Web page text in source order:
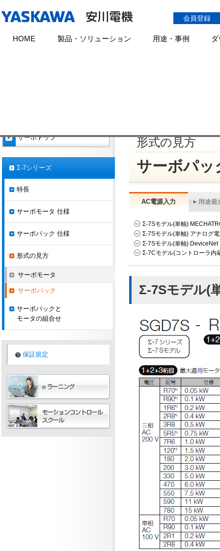
会員登録
HOME 製品・ソリューション 用途・事例
形式の見方
サーボパッ
AC電源入力 用途最
Σ-7Sモデル(単軸)
Σ-7Sモデル(単軸) アナログ
Σ-7Sモデル(単軸) DeviceNet
Σ-7Cモデル(コントローラ内
Σ-7Sモデル(
サーボトップ
Σ-7シリーズ
特長
サーボモータ 仕様
サーボパック 仕様
形式の見方
サーボモータ
サーボパック
サーボパックと
モータの組合せ
保証規定